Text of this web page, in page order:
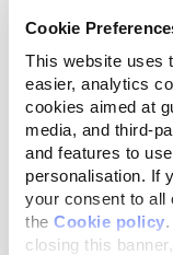
Cookie
This website uses
easier, analytics
cookies aimed at
media, and third-
and features to
personalisation. If
your consent to all
the Cookie policy
closing this